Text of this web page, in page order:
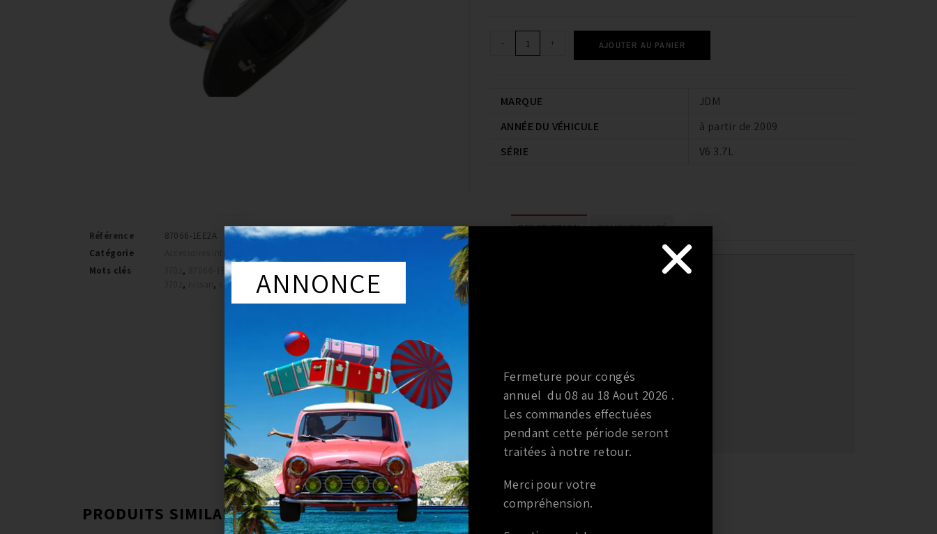
- + AJOUTER AU PANIER
MARQUE
JDM
ANNÉE DU VÉHICULE
à partir de 2009
SÉRIE
V6 3.7L
Référence
87066-1EE2A
Catégorie
Mots clés
, 87066-1EE2A
, , siege 370z
DESCRIPTION COMPATIBILITÉ
DESCRIPTION
Pièce d’origine nissan.
Montage plug and play.
Compatible tous modèles
PRODUITS SIMILAIRES
ANNONCE
Fermeture pour congés
annuel du 08 au 18 Aout 2026 .
Les commandes effectuées
pendant cette période seront
traitées à notre retour.
Merci pour votre
compréhension.